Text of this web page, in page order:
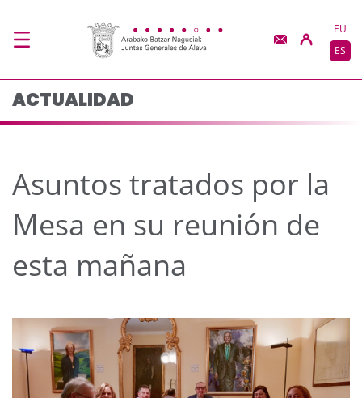
Asuntos tratados por
EU
ES
ACTUALIDAD
Asuntos tratados por la
Mesa en su reunión de
esta mañana